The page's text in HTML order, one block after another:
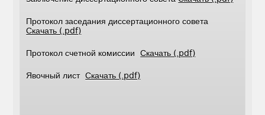
Протокол заседания диссертационного совета
Скачать (.pdf)
Протокол счетной комиссииСкачать (.pdf)
Явочный листСкачать (.pdf)